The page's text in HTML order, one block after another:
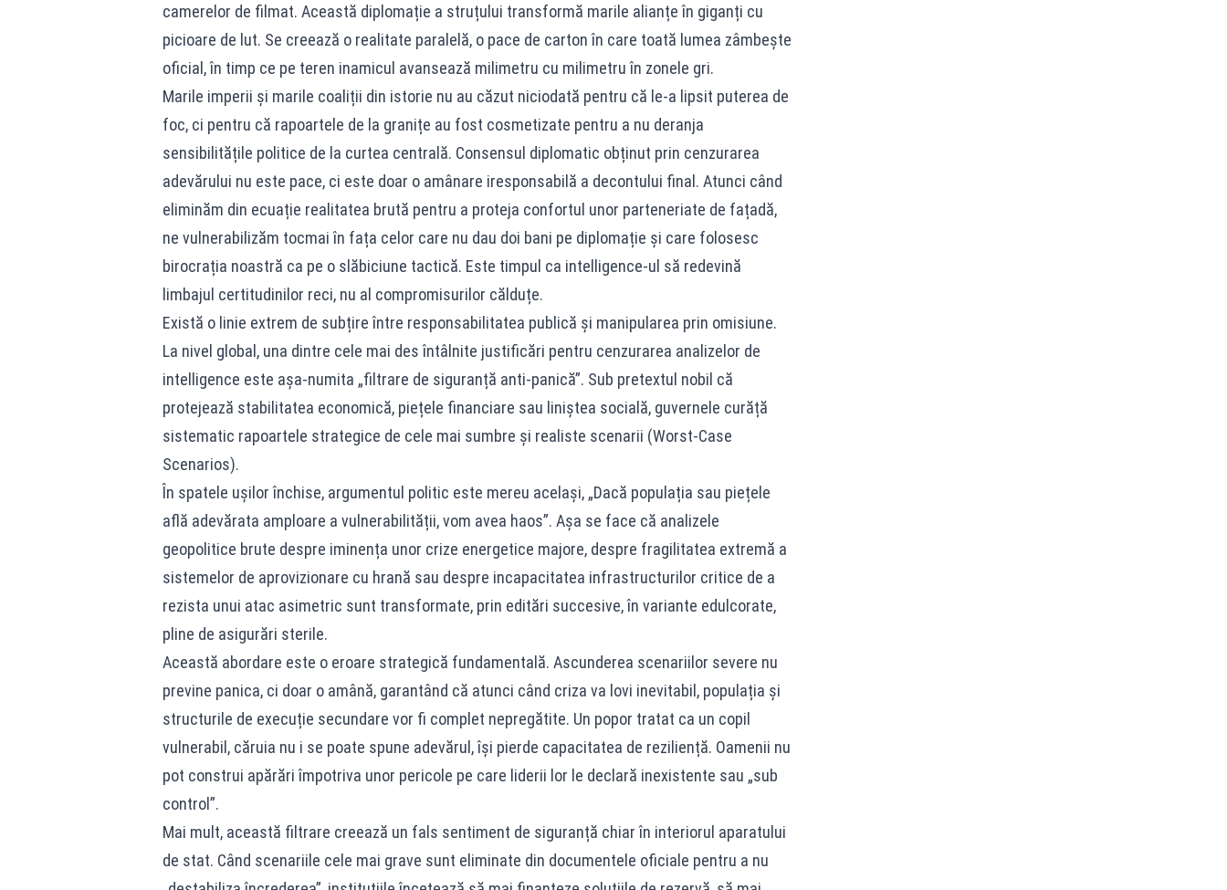
camerelor de filmat. Această diplomație a struțului transformă marile alianțe în giganți cu
picioare de lut. Se creează o realitate paralelă, o pace de carton în care toată lumea zâmbește
oficial, în timp ce pe teren inamicul avansează milimetru cu milimetru în zonele gri.
Marile imperii și marile coaliții din istorie nu au căzut niciodată pentru că le-a lipsit puterea de
foc, ci pentru că rapoartele de la granițe au fost cosmetizate pentru a nu deranja
sensibilitățile politice de la curtea centrală. Consensul diplomatic obținut prin cenzurarea
adevărului nu este pace, ci este doar o amânare iresponsabilă a decontului final. Atunci când
eliminăm din ecuație realitatea brută pentru a proteja confortul unor parteneriate de fațadă,
ne vulnerabilizăm tocmai în fața celor care nu dau doi bani pe diplomație și care folosesc
birocrația noastră ca pe o slăbiciune tactică. Este timpul ca intelligence-ul să redevină
limbajul certitudinilor reci, nu al compromisurilor călduțe.
Există o linie extrem de subțire între responsabilitatea publică și manipularea prin omisiune.
La nivel global, una dintre cele mai des întâlnite justificări pentru cenzurarea analizelor de
intelligence este așa-numita „filtrare de siguranță anti-panică”. Sub pretextul nobil că
protejează stabilitatea economică, piețele financiare sau liniștea socială, guvernele curăță
sistematic rapoartele strategice de cele mai sumbre și realiste scenarii (Worst-Case
Scenarios).
În spatele ușilor închise, argumentul politic este mereu același, „Dacă populația sau piețele
află adevărata amploare a vulnerabilității, vom avea haos”. Așa se face că analizele
geopolitice brute despre iminența unor crize energetice majore, despre fragilitatea extremă a
sistemelor de aprovizionare cu hrană sau despre incapacitatea infrastructurilor critice de a
rezista unui atac asimetric sunt transformate, prin editări succesive, în variante edulcorate,
pline de asigurări sterile.
Această abordare este o eroare strategică fundamentală. Ascunderea scenariilor severe nu
previne panica, ci doar o amână, garantând că atunci când criza va lovi inevitabil, populația și
structurile de execuție secundare vor fi complet nepregătite. Un popor tratat ca un copil
vulnerabil, căruia nu i se poate spune adevărul, își pierde capacitatea de reziliență. Oamenii nu
pot construi apărări împotriva unor pericole pe care liderii lor le declară inexistente sau „sub
control”.
Mai mult, această filtrare creează un fals sentiment de siguranță chiar în interiorul aparatului
de stat. Când scenariile cele mai grave sunt eliminate din documentele oficiale pentru a nu